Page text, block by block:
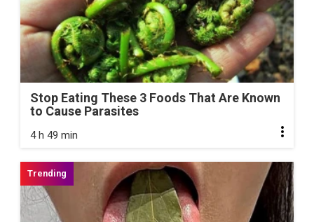
Stop Eating These 3 Foods That Are Known
to Cause Parasites
4 h 49 min